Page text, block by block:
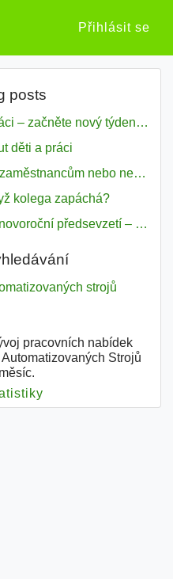
Přihlásit se
posts
Pondělí v práci – začněte nový týden s motivací
děti a práci
Žije se lépe zaměstnancům nebo nezavislým pracovníkům
kolega zapáchá?
Jak dodržet novoroční předsevzetí – naše tipy pro dobrý začátek roku 2018
strojů
pracovních nabídek
Strojů